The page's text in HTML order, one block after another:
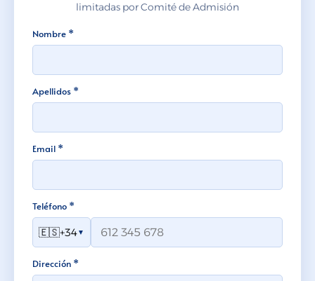
limitadas por Comité de Admisión
Nombre *
Apellidos *
Email *
Teléfono *
🇪🇸+34▼
Dirección *